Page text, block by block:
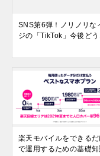
SNS第6弾！ノリノリな
ジの「TikTok」今後どう
楽天モバイルをできるだ
で運用するための基礎知